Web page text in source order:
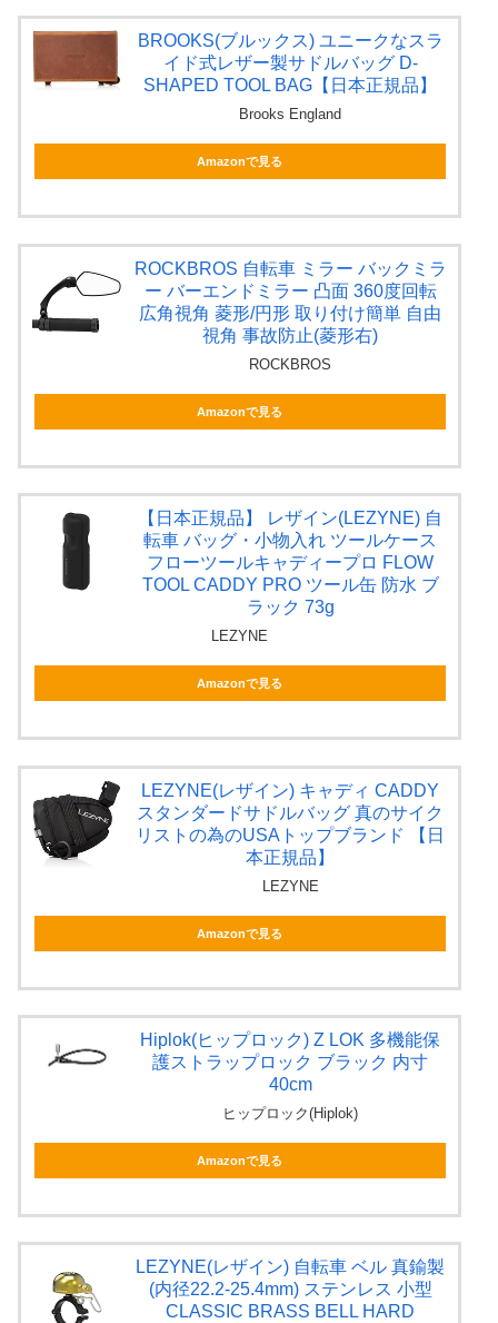
BROOKS(ブルックス) ユニークなスラ
イド式レザー製サドルバッグ D-
SHAPED TOOL BAG【日本正規品】
Brooks England
Amazonで見る
ROCKBROS 自転車 ミラー バックミラ
ー バーエンドミラー 凸面 360度回転
広角視角 菱形/円形 取り付け簡単 自由
視角 事故防止(菱形右)
ROCKBROS
Amazonで見る
【日本正規品】 レザイン(LEZYNE) 自
転車 バッグ・小物入れ ツールケース
フローツールキャディープロ FLOW
TOOL CADDY PRO ツール缶 防水 ブ
ラック 73g
LEZYNE
Amazonで見る
LEZYNE(レザイン) キャディ CADDY
スタンダードサドルバッグ 真のサイク
リストの為のUSAトップブランド 【日
本正規品】
LEZYNE
Amazonで見る
Hiplok(ヒップロック) Z LOK 多機能保
護ストラップロック ブラック 内寸
40cm
ヒップロック(Hiplok)
Amazonで見る
LEZYNE(レザイン) 自転車 ベル 真鍮製
(内径22.2-25.4mm) ステンレス 小型
CLASSIC BRASS BELL HARD